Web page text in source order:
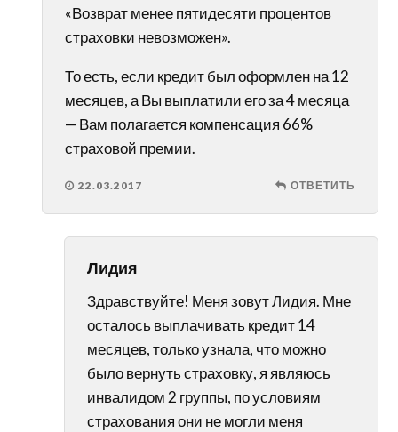
«Возврат менее пятидесяти процентов
страховки невозможен».
То есть, если кредит был оформлен на 12
месяцев, а Вы выплатили его за 4 месяца
— Вам полагается компенсация 66%
страховой премии.
22.03.2017 ОТВЕТИТЬ
Лидия
Здравствуйте! Меня зовут Лидия. Мне
осталось выплачивать кредит 14
месяцев, только узнала, что можно
было вернуть страховку, я являюсь
инвалидом 2 группы, по условиям
страхования они не могли меня